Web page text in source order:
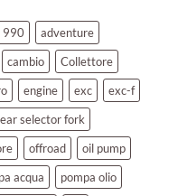
990
adventure
cambio
Collettore
engine exc
exc-f
selector fork
offroad
oil pump
acqua
pompa olio